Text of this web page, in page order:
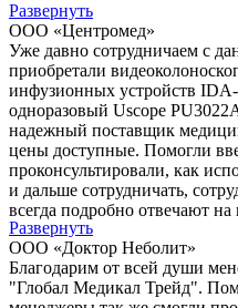
Развернуть
ООО «Центромед»
Уже давно сотрудничаем с
приобретали
инфузионных устройств IDA-
одноразовый Uscope
надежный поставщик
цены доступные. Помогли
проконсультировали, как
и дальше сотрудничать,
всегда подробно отвечают
Развернуть
ООО «Доктор Неболит»
Благодарим от всей души
"Глобал Медикал Трейд".